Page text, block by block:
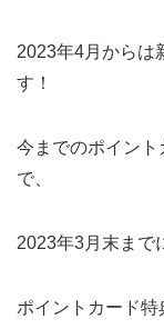
2023年4月からは
す！
今までのポイン
で、
2023年3月末まで
ポイントカード